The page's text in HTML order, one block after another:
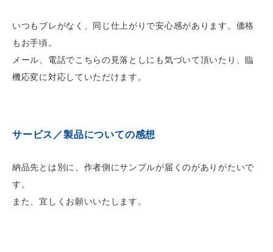
いつもブレがなく、同じ仕上がりで安心感があります。価格
もお手頃。
メール、電話でこちらの見落としにも気づいて頂いたり、臨
機応変に対応していただけます。
サービス／製品についての感想
納品先とは別に、作者側にサンプルが届くのがありがたいで
す。
また、宜しくお願いいたします。